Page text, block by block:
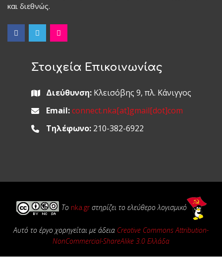
και διεθνώς.
Στοιχεία Επικοινωνίας
Διεύθυνση:Κλεισόβης 9, πλ. Κάνιγγος
Email: connect.nka[at]gmail[dot]com
Τηλέφωνο:210-382-6922
Το nka.gr στηρίζει το ελεύθερο λογισμικό
Αυτό το έργο χορηγείται με άδεια Creative Commons Attribution-
NonCommercial-ShareAlike 3.0 Ελλάδα